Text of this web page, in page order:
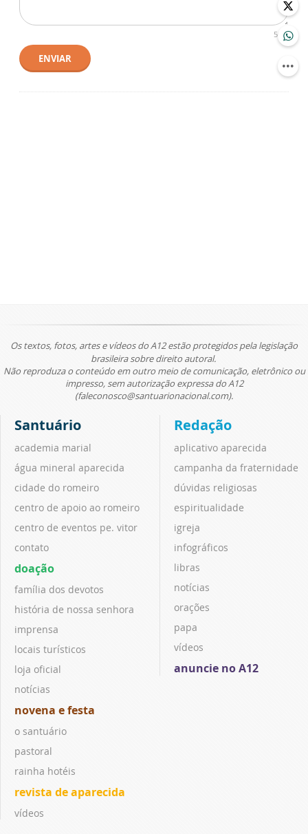
500
ENVIAR
Os textos, fotos, artes e vídeos do A12 estão protegidos pela legislação
brasileira sobre direito autoral.
Não reproduza o conteúdo em outro meio de comunicação, eletrônico ou
impresso, sem autorização expressa do A12
(faleconosco@santuarionacional.com).
Santuário
academia marial
água mineral aparecida
cidade do romeiro
centro de apoio ao romeiro
centro de eventos pe. vitor
contato
doação
família dos devotos
história de nossa senhora
imprensa
locais turísticos
loja oficial
notícias
novena e festa
o santuário
pastoral
rainha hotéis
revista de aparecida
vídeos
Redação
aplicativo aparecida
campanha da fraternidade
dúvidas religiosas
espiritualidade
igreja
infográficos
libras
notícias
orações
papa
vídeos
anuncie no A12